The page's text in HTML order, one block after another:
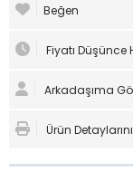
Beğen
Fiyatı Düşünce
Arkadaşıma
Ürün